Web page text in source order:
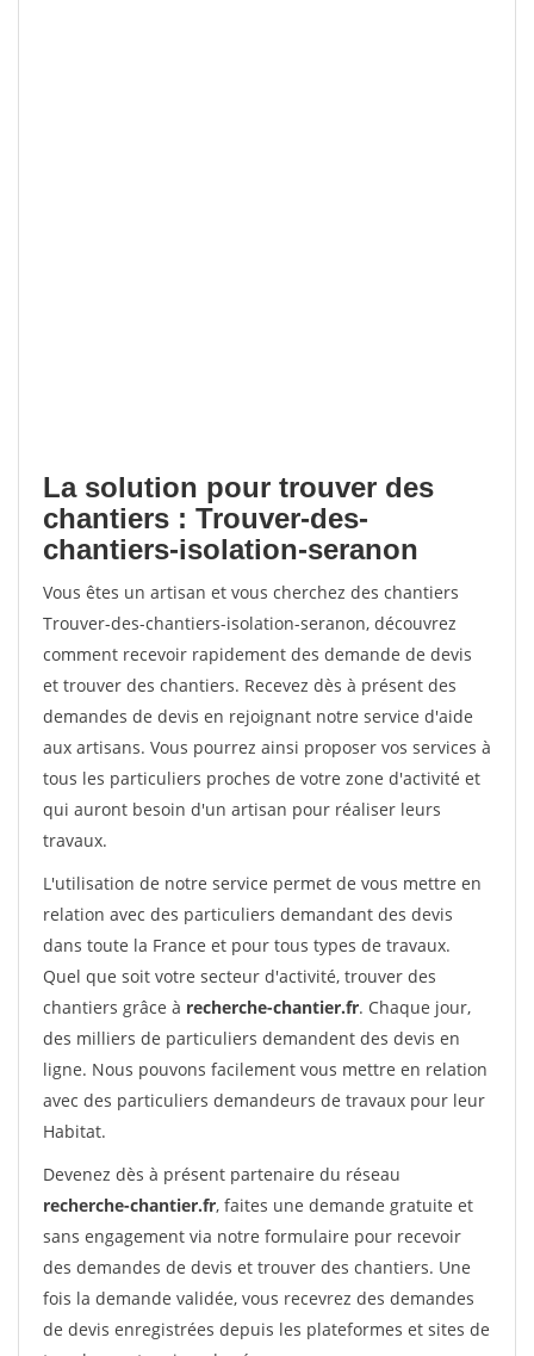
La solution pour trouver des
chantiers : Trouver-des-
chantiers-isolation-seranon
Vous êtes un artisan et vous cherchez des chantiers
Trouver-des-chantiers-isolation-seranon, découvrez
comment recevoir rapidement des demande de devis
et trouver des chantiers. Recevez dès à présent des
demandes de devis en rejoignant notre service d'aide
aux artisans. Vous pourrez ainsi proposer vos services à
tous les particuliers proches de votre zone d'activité et
qui auront besoin d'un artisan pour réaliser leurs
travaux.
L'utilisation de notre service permet de vous mettre en
relation avec des particuliers demandant des devis
dans toute la France et pour tous types de travaux.
Quel que soit votre secteur d'activité, trouver des
chantiers grâce à recherche-chantier.fr. Chaque jour,
des milliers de particuliers demandent des devis en
ligne. Nous pouvons facilement vous mettre en relation
avec des particuliers demandeurs de travaux pour leur
Habitat.
Devenez dès à présent partenaire du réseau
recherche-chantier.fr, faites une demande gratuite et
sans engagement via notre formulaire pour recevoir
des demandes de devis et trouver des chantiers. Une
fois la demande validée, vous recevrez des demandes
de devis enregistrées depuis les plateformes et sites de